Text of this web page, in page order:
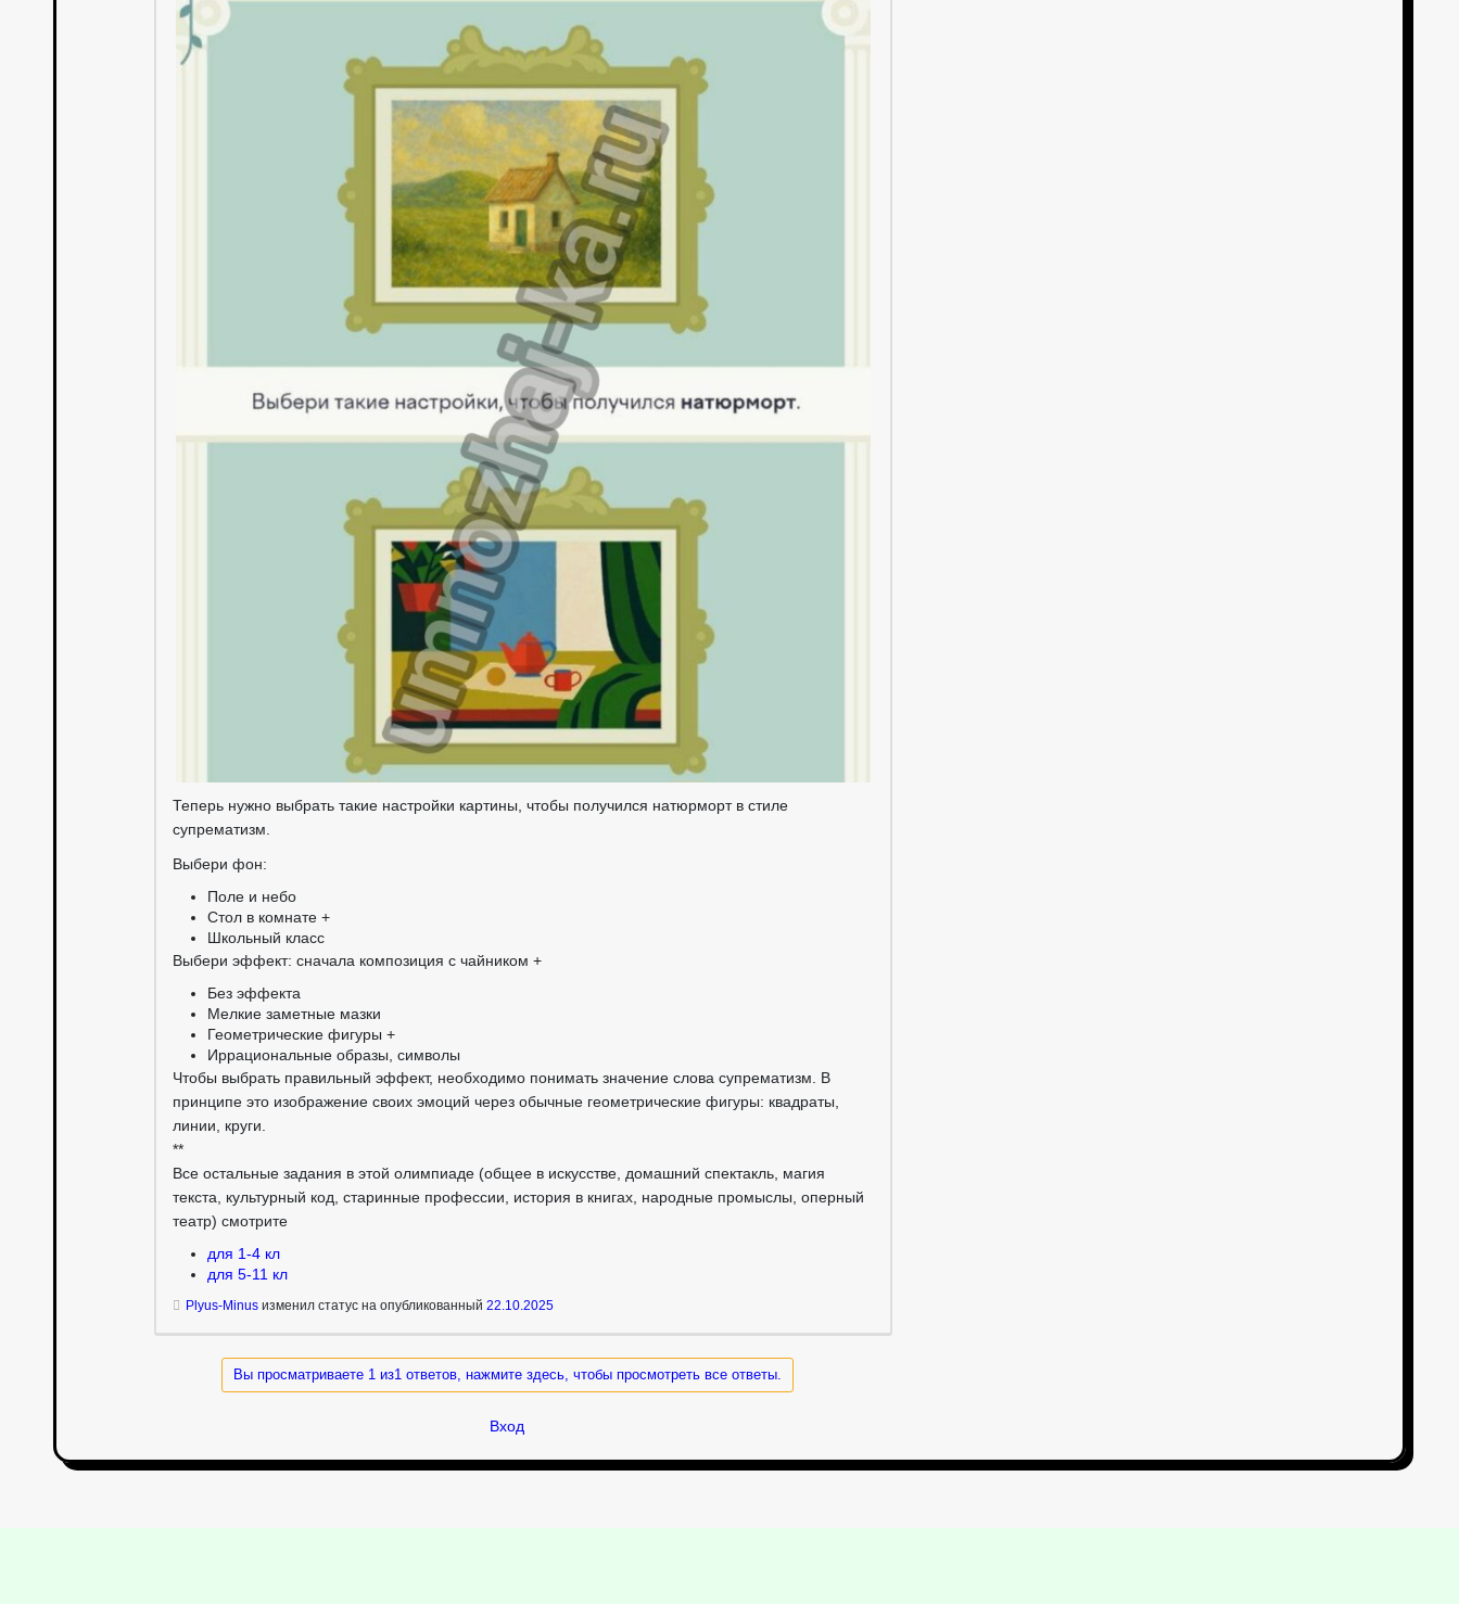
Теперь нужно выбрать такие настройки картины, чтобы получился натюрморт в стиле
супрематизм.
Выбери фон:
Поле и небо
Стол в комнате +
Школьный класс
Выбери эффект: сначала композиция с чайником +
Без эффекта
Мелкие заметные мазки
Геометрические фигуры +
Иррациональные образы, символы
Чтобы выбрать правильный эффект, необходимо понимать значение слова супрематизм. В
принципе это изображение своих эмоций через обычные геометрические фигуры: квадраты,
линии, круги.
**
Все остальные задания в этой олимпиаде (общее в искусстве, домашний спектакль, магия
текста, культурный код, старинные профессии, история в книгах, народные промыслы, оперный
театр) смотрите
для 1-4 кл
для 5-11 кл
Plyus-Minus изменил статус на опубликованный 22.10.2025
Вы просматриваете 1 из1 ответов, нажмите здесь, чтобы просмотреть все ответы.
Вход